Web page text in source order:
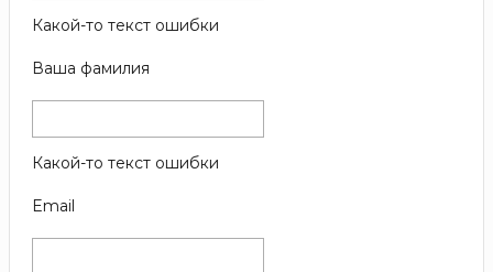
Какой-то текст ошибки
Ваша фамилия
Какой-то текст ошибки
Email